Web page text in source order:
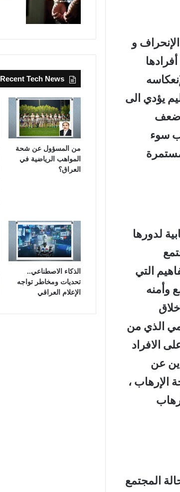
و
يؤدي الى
ضعف
سوء
لدورها
التي
وأمنه
الذي من
الافراد
عن
الإرهاب ،
المجتمع
Recent Tech News
من المسؤول عن شحة
المواهب الرياضية في
العراق؟
الذكاء الاصطناعي..
تحديات ومخاطر تواجه
الإعلام العراقي